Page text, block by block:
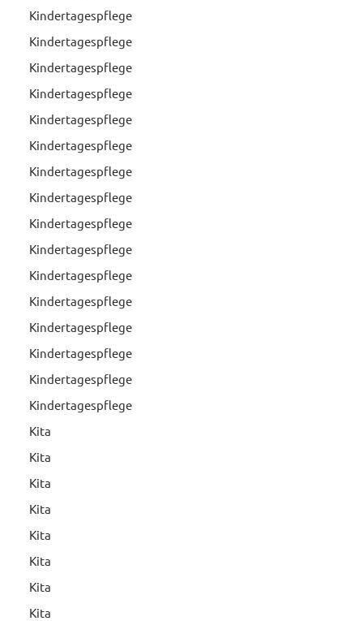
Kindertagespflege
Kindertagespflege
Kindertagespflege
Kindertagespflege
Kindertagespflege
Kindertagespflege
Kindertagespflege
Kindertagespflege
Kindertagespflege
Kindertagespflege
Kindertagespflege
Kindertagespflege
Kindertagespflege
Kindertagespflege
Kindertagespflege
Kindertagespflege
Kita
Kita
Kita
Kita
Kita
Kita
Kita
Kita